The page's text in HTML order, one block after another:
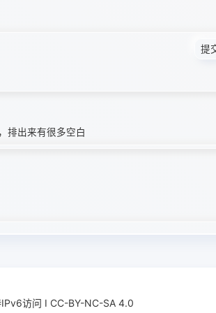
提
排出来有很多空白
访问 Ι CC-BY-NC-SA 4.0